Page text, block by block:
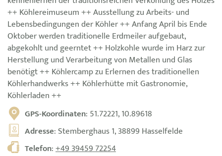
++ Köhlereimuseum ++ Ausstellung zu Arbeits- und
Lebensbedingungen der Köhler ++ Anfang April bis Ende
Oktober werden traditionelle Erdmeiler aufgebaut,
abgekohlt und geerntet ++ Holzkohle wurde im Harz zur
Herstellung und Verarbeitung von Metallen und Glas
benötigt ++ Köhlercamp zu Erlernen des traditionellen
Köhlerhandwerks ++ Köhlerhütte mit Gastronomie,
Köhlerladen ++
GPS-Koordinaten: 51.72221, 10.89618
Adresse: Stemberghaus 1, 38899 Hasselfelde
Telefon:+49 39459 72254